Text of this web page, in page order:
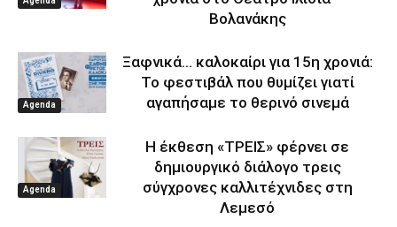
Βολανάκης
Agenda
Ξαφνικά… καλοκαίρι για 15η χρονιά:
Το φεστιβάλ που θυμίζει γιατί
αγαπήσαμε το θερινό σινεμά
Agenda
Η έκθεση «ΤΡΕΙΣ» φέρνει σε
δημιουργικό διάλογο τρεις
σύγχρονες καλλιτέχνιδες στη
Λεμεσό